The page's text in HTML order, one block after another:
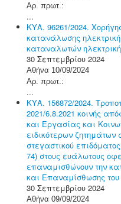
Αρ. πρωτ.:
...
ΚΥΑ. 96261/2024.
κατανάλωσης
καταναλωτών
30 Σεπτεμβρίου 2024
Αθήνα 10/09/2024
Αρ. πρωτ.:
...
ΚΥΑ. 156872/2024.
2021/6.8.2021 κοινής
και Εργασίας και
ειδικότερων
στεγαστικού
74) στους ευάλωτους
επαναμισθώνουν την
και Επαναμίσθωσης
30 Σεπτεμβρίου 2024
Αθήνα 09/09/2024